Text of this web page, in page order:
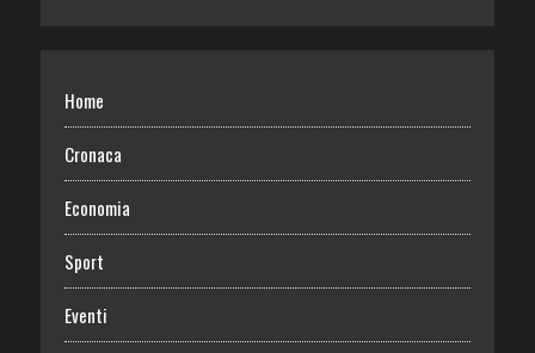
Home
Cronaca
Economia
Sport
Eventi